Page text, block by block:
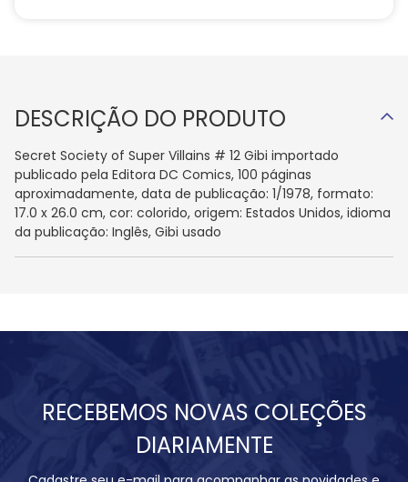
DESCRIÇÃO DO PRODUTO
Secret Society of Super Villains # 12 Gibi importado
publicado pela Editora DC Comics, 100 páginas
aproximadamente, data de publicação: 1/1978, formato:
17.0 x 26.0 cm, cor: colorido, origem: Estados Unidos, idioma
da publicação: Inglês, Gibi usado
RECEBEMOS NOVAS COLEÇÕES
DIARIAMENTE